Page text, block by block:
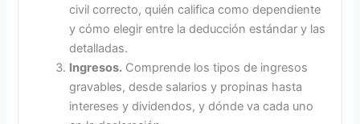
civil correcto, quién califica como dependiente
y cómo elegir entre la deducción estándar y las
detalladas.
Ingresos. Comprende los tipos de ingresos
gravables, desde salarios y propinas hasta
intereses y dividendos, y dónde va cada uno